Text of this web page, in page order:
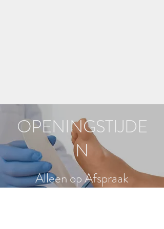
OPENINGSTIJDE
N
Alleen op Afspraak